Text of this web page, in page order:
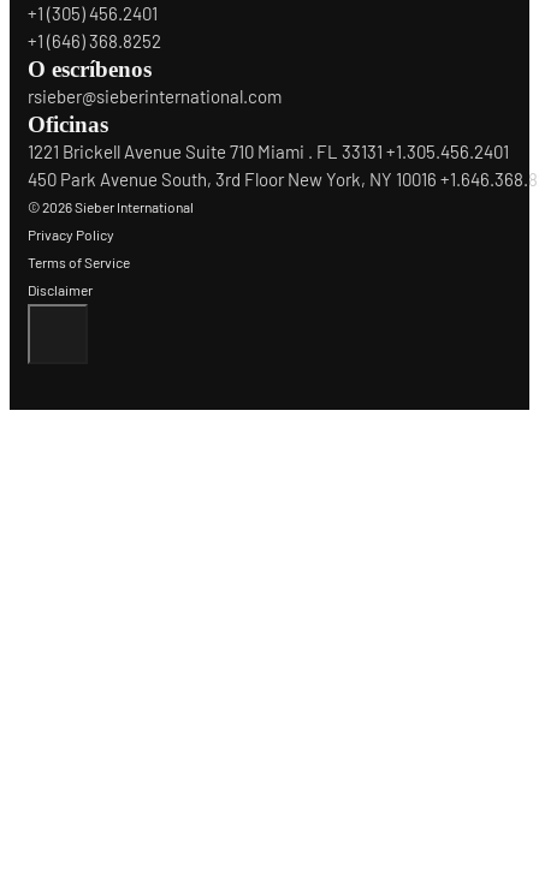
+1 (305) 456.2401
+1 (646) 368.8252
O escríbenos
rsieber@sieberinternational.com
Oficinas
1221 Brickell Avenue Suite 710 Miami . FL 33131 +1.305.456.2401
450 Park Avenue South, 3rd Floor New York, NY 10016
© 2026 Sieber International
Privacy Policy
Terms of Service
Disclaimer